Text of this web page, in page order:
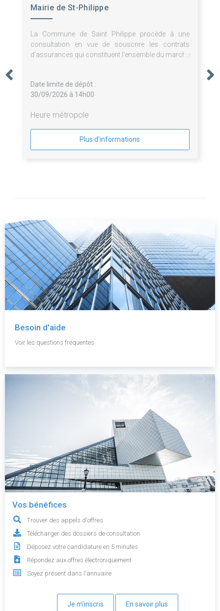
Mairie de St-Philippe
La Commune de Saint Philippe procède à une
consultation en vue de souscrire les contrats
d'assurances qui constituent l'ensemble du marché
Date limite de dépôt :
30/09/2026 à 14h00
Heure métropole
Plus d'informations
Besoin d'aide
Voir les questions fréquentes.
Vos bénéfices
Trouver des appels d'offres
Télécharger des dossiers de consultation
Déposez votre candidature en 5 minutes
Répondez aux offres électroniquement
Soyez présent dans l'annuaire
Je m'inscris En savoir plus